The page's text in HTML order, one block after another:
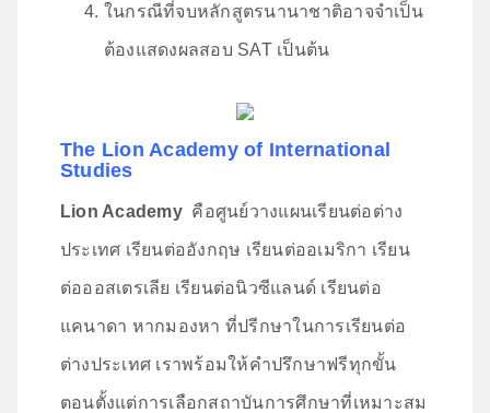
ในกรณีที่จบหลักสูตรนานาชาติอาจจำเป็น
ต้องแสดงผลสอบ SAT เป็นต้น
The Lion Academy of International
Studies
Lion Academyคือศูนย์วางแผนเรียนต่อต่าง
ประเทศ เรียนต่ออังกฤษ เรียนต่ออเมริกา เรียน
ต่อออสเตรเลีย เรียนต่อนิวซีแลนด์ เรียนต่อ
แคนาดา หากมองหา ที่ปรีกษาในการเรียนต่อ
ต่างประเทศ เราพร้อมให้คำปรึกษาฟรีทุกขั้น
ตอนตั้งแต่การเลือกสถาบันการศึกษาที่เหมาะสม